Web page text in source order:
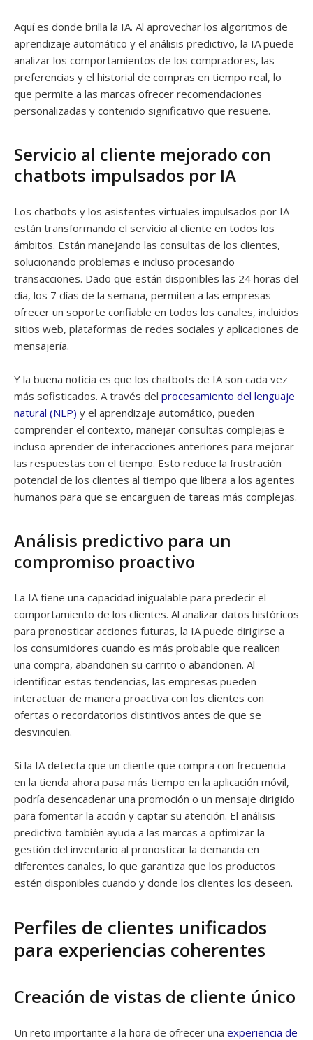
Aquí es donde brilla la IA. Al aprovechar los algoritmos de
aprendizaje automático y el análisis predictivo, la IA puede
analizar los comportamientos de los compradores, las
preferencias y el historial de compras en tiempo real, lo
que permite a las marcas ofrecer recomendaciones
personalizadas y contenido significativo que resuene.
Servicio al cliente mejorado con
chatbots impulsados por IA
Los chatbots y los asistentes virtuales impulsados por IA
están transformando el servicio al cliente en todos los
ámbitos. Están manejando las consultas de los clientes,
solucionando problemas e incluso procesando
transacciones. Dado que están disponibles las 24 horas del
día, los 7 días de la semana, permiten a las empresas
ofrecer un soporte confiable en todos los canales, incluidos
sitios web, plataformas de redes sociales y aplicaciones de
mensajería.
Y la buena noticia es que los chatbots de IA son cada vez
más sofisticados. A través del procesamiento del lenguaje
natural (NLP) y el aprendizaje automático, pueden
comprender el contexto, manejar consultas complejas e
incluso aprender de interacciones anteriores para mejorar
las respuestas con el tiempo. Esto reduce la frustración
potencial de los clientes al tiempo que libera a los agentes
humanos para que se encarguen de tareas más complejas.
Análisis predictivo para un
compromiso proactivo
La IA tiene una capacidad inigualable para predecir el
comportamiento de los clientes. Al analizar datos históricos
para pronosticar acciones futuras, la IA puede dirigirse a
los consumidores cuando es más probable que realicen
una compra, abandonen su carrito o abandonen. Al
identificar estas tendencias, las empresas pueden
interactuar de manera proactiva con los clientes con
ofertas o recordatorios distintivos antes de que se
desvinculen.
Si la IA detecta que un cliente que compra con frecuencia
en la tienda ahora pasa más tiempo en la aplicación móvil,
podría desencadenar una promoción o un mensaje dirigido
para fomentar la acción y captar su atención. El análisis
predictivo también ayuda a las marcas a optimizar la
gestión del inventario al pronosticar la demanda en
diferentes canales, lo que garantiza que los productos
estén disponibles cuando y donde los clientes los deseen.
Perfiles de clientes unificados
para experiencias coherentes
Creación de vistas de cliente único
Un reto importante a la hora de ofrecer una experiencia de